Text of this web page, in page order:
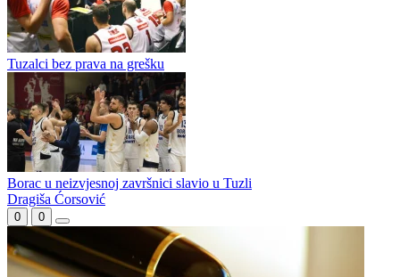
Igor Rončević čuva gol Slobode
Adi Alić sa osvojenim kupom napušta Sileks: Nadam se prilici za
iskorak na viši nivo